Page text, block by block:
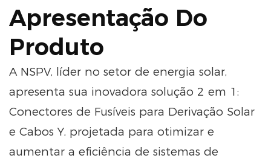
Apresentação Do
Produto
A NSPV, líder no setor de energia solar,
apresenta sua inovadora solução 2 em 1:
Conectores de Fusíveis para Derivação Solar
e Cabos Y, projetada para otimizar e
aumentar a eficiência de sistemas de